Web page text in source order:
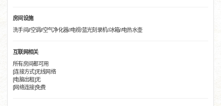
房间设施
洗手间//空调//空气净化器//电视/蓝光刻录机//冰箱//电热水壶
互联网相关
所有房间都可用
[连接方式]无线网络
[电脑出租]无
[网络连接]免费